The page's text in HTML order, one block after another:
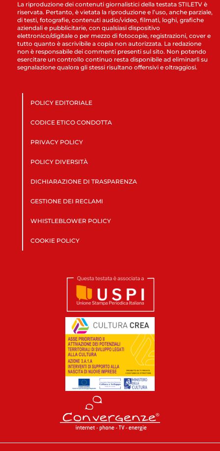
La riproduzione dei contenuti giornalistici della testata STILETV è
riservata. Pertanto, è vietata la riproduzione e l’uso, anche parziale,
di testi, fotografie, contenuti audio/video, filmati, loghi, grafiche
aziendali e pubblicitarie, con qualsiasi dispositivo
elettronico/digitale o per mezzo di fotocopie, registrazioni, cover e
tutto quanto è ascrivibile a copia non autorizzata. La redazione
non è responsabile dei commenti presenti sul sito. Non potendo
esercitare un controllo continuo resta disponibile ad eliminarli su
segnalazione qualora gli stessi risultano offensivi e oltraggiosi.
POLICY EDITORIALE
CODICE ETICO CONDOTTA
PRIVACY POLICY
POLICY DIVERSITÀ
DICHIARAZIONE DI TRASPARENZA
GESTIONE DEI RECLAMI
WHISTLEBLOWER POLICY
COOKIE POLICY